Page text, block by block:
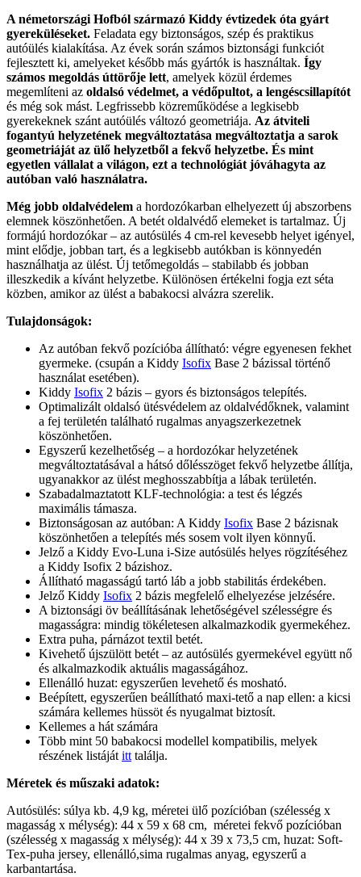
A németországi Hofból származó Kiddy évtizedek óta gyárt
gyereküléseket. Feladata egy biztonságos, szép és praktikus
autóülés kialakítása. Az évek során számos biztonsági funkciót
fejlesztett ki, amelyeket később más gyártók is használtak. Így
számos megoldás úttörője lett, amelyek közül érdemes
megemlíteni az oldalsó védelmet, a védőpultot, a lengéscsillapítót
és még sok mást. Legfrissebb közreműködése a legkisebb
gyerekeknek szánt autóülés változó geometriája. Az átviteli
fogantyú helyzetének megváltoztatása megváltoztatja a sarok
geometriáját az ülő helyzetből a fekvő helyzetbe. És mint
egyetlen vállalat a világon, ezt a technológiát jóváhagyta az
autóban való használatra.
Még jobb oldalvédelem a hordozókarban elhelyezett új abszorbens
elemnek köszönhetően. A betét oldalvédő elemeket is tartalmaz. Új
formájú hordozókar – az autósülés 4 cm-rel kevesebb helyet igényel,
mint elődje, jobban tart, és a legkisebb autókban is könnyedén
használhatja az ülést. Új tetőmegoldás – stabilabb és jobban
illeszkedik a kívánt helyzetbe. Különösen értékelni fogja ezt séta
közben, amikor az ülést a babakocsi alvázra szerelik.
Tulajdonságok:
Az autóban fekvő pozícióba állítható: végre egyenesen fekhet
gyermeke. (csupán a Kiddy Isofix Base 2 bázissal történő
használat esetében).
Kiddy Isofix 2 bázis – gyors és biztonságos telepítés.
Optimalizált oldalsó ütésvédelem az oldalvédőknek, valamint
a fej területén található rugalmas anyagszerkezetnek
köszönhetően.
Egyszerű kezelhetőség – a hordozókar helyzetének
megváltoztatásával a hátsó dőlésszöget fekvő helyzetbe állítja,
ugyanakkor az ülést meghosszabbítja a lábak területén.
Szabadalmaztatott KLF-technológia: a test és légzés
maximális támasza.
Biztonságosan az autóban: A Kiddy Isofix Base 2 bázisnak
köszönhetően a telepítés més sosem volt ilyen könnyű.
Jelző a Kiddy Evo-Luna i-Size autósülés helyes rögzítéséhez
a Kiddy Isofix 2 bázishoz.
Állítható magasságú tartó láb a jobb stabilitás érdekében.
Jelző Kiddy Isofix 2 bázis megfelelő elhelyezése jelzésére.
A biztonsági öv beállításának lehetőségével szélességre és
magasságra: mindig tökéletesen alkalmazkodik gyermekéhez.
Extra puha, párnázot textil betét.
Kivehető újszülött betét – az autósülés gyermekével együtt nő
és alkalmazkodik aktuális magasságához.
Ellenálló huzat: egyszerűen levehető és mosható.
Beépített, egyszerűen beállítható maxi-tető a nap ellen: a kicsi
számára kellemes hüssöt és nyugalmat biztosít.
Kellemes a hát számára
Több mint 50 babakocsi modellel kompatibilis, melyek
részének listájátitttalálja.
Méretek és műszaki adatok:
Autósülés: súlya kb. 4,9 kg, méretei ülő pozícióban (szélesség x
magasság x mélység): 44 x 59 x 68 cm, méretei fekvő pozícióban
(szélesség x magasság x mélység): 44 x 39 x 73,5 cm, huzat: Soft-
Tex-puha jersey, ellenálló,sima rugalmas anyag, egyszerű a
karbantartása.